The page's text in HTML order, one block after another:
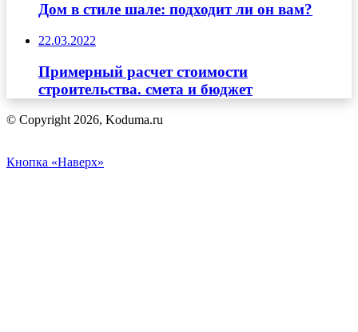
Дом в стиле шале: подходит ли он вам?
22.03.2022
Примерный расчет стоимости
строительства. смета и бюджет
© Copyright 2026, Koduma.ru
Кнопка «Наверх»